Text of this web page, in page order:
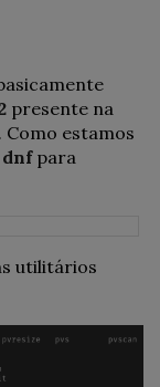
presente na
estamos
dnfpara
utilitários